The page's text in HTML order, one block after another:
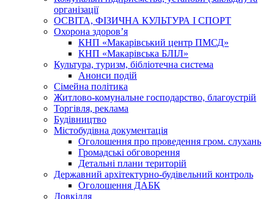
організації
ОСВІТА, ФІЗИЧНА КУЛЬТУРА І СПОРТ
Охорона здоров’я
КНП «Макарівський центр ПМСД»
КНП «Макарівська БЛІЛ»
Культура, туризм, бібліотечна система
Анонси подій
Сімейна політика
Житлово-комунальне господарство, благоустрій
Торгівля, реклама
Будівництво
Містобудівна документація
Оголошення про проведення гром. слухань
Громадські обговорення
Детальні плани територій
Державний архітектурно-будівельний контроль
Оголошення ДАБК
Довкілля